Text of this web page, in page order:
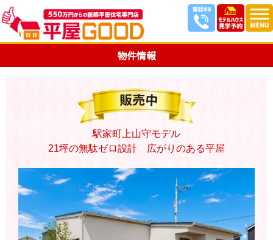
物件情報
駅家町上山守モデル
21坪の無駄ゼロ設計 広がりのある平屋